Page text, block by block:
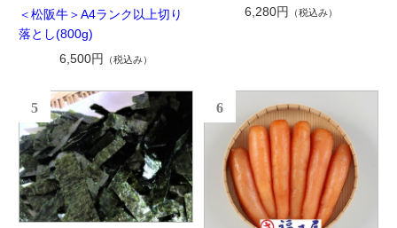
＜松阪牛＞A4ランク以上切り
落とし(800g)
6,500円
（税込み）
6,280円
（税込み）
5 6